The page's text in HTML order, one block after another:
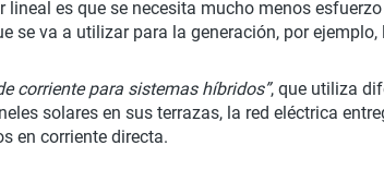
es que se necesita mucho menos
se va a utilizar para la generación, por
corriente para sistemas híbridos”, que utiliza
solares en sus terrazas, la red eléctrica
en corriente directa.